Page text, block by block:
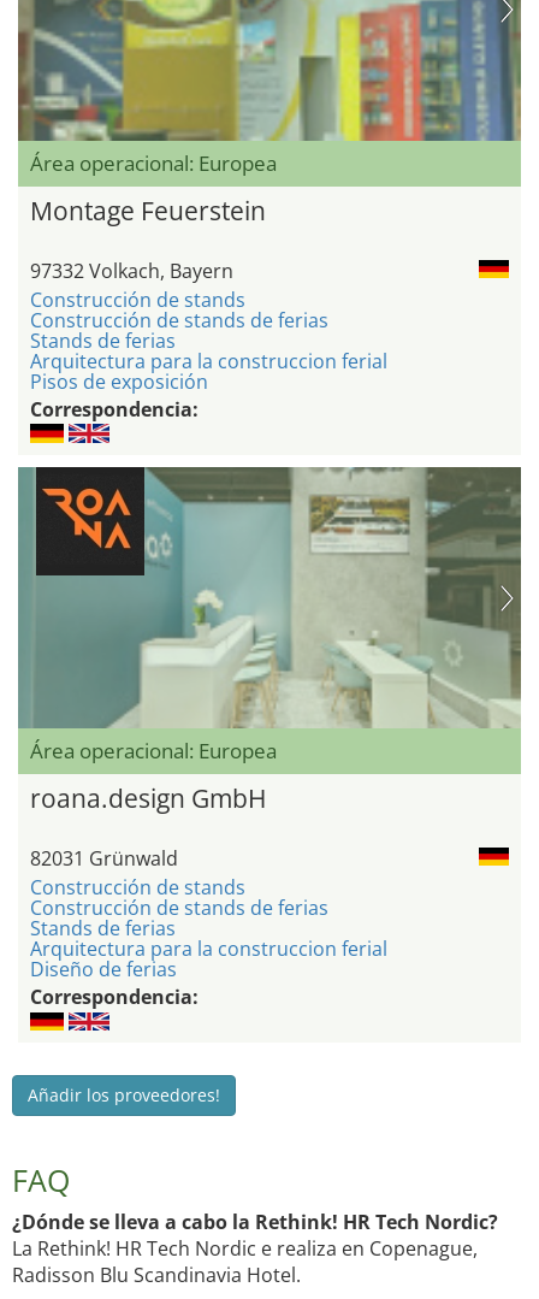
Área operacional: Europea
Montage Feuerstein
97332 Volkach, Bayern
Construcción de stands
Construcción de stands de ferias
Stands de ferias
Arquitectura para la construccion ferial
Pisos de exposición
Correspondencia:
Área operacional: Europea
roana.design GmbH
82031 Grünwald
Construcción de stands
Construcción de stands de ferias
Stands de ferias
Arquitectura para la construccion ferial
Diseño de ferias
Correspondencia:
Añadir los proveedores!
FAQ
¿Dónde se lleva a cabo la Rethink! HR Tech Nordic?
La Rethink! HR Tech Nordic e realiza en Copenague,
Radisson Blu Scandinavia Hotel.